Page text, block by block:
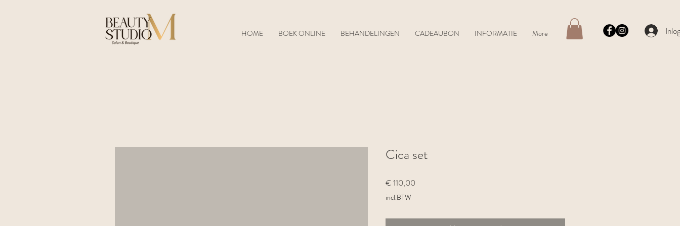
HOME BOEK ONLINE BEHANDELINGEN CADEAUBON INFORMATIE More
Cica set
€ 110,00
incl.BTW